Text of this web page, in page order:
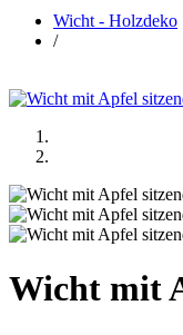
Wicht - Holzdeko
/
Wicht mit